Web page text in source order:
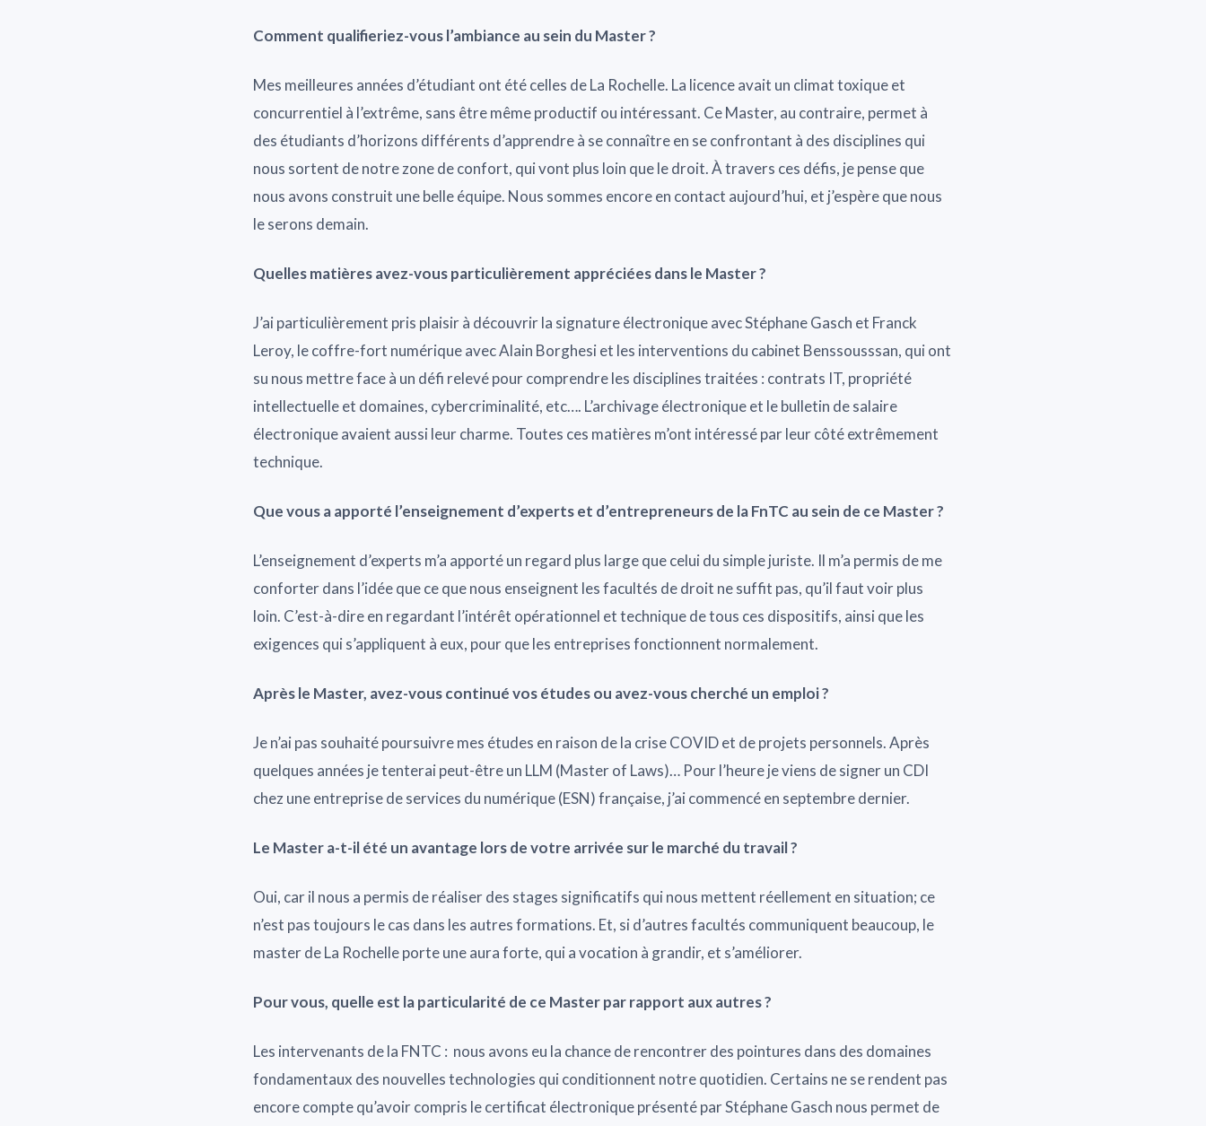
Comment qualifieriez-vous l’ambiance au sein du Master ?
Mes meilleures années d’étudiant ont été celles de La Rochelle. La licence avait un climat toxique et
concurrentiel à l’extrême, sans être même productif ou intéressant. Ce Master, au contraire, permet à
des étudiants d’horizons différents d’apprendre à se connaître en se confrontant à des disciplines qui
nous sortent de notre zone de confort, qui vont plus loin que le droit. À travers ces défis, je pense que
nous avons construit une belle équipe. Nous sommes encore en contact aujourd’hui, et j’espère que nous
le serons demain.
Quelles matières avez-vous particulièrement appréciées dans le Master ?
J’ai particulièrement pris plaisir à découvrir la signature électronique avec Stéphane Gasch et Franck
Leroy, le coffre-fort numérique avec Alain Borghesi et les interventions du cabinet Benssousssan, qui ont
su nous mettre face à un défi relevé pour comprendre les disciplines traitées : contrats IT, propriété
intellectuelle et domaines, cybercriminalité, etc…. L’archivage électronique et le bulletin de salaire
électronique avaient aussi leur charme. Toutes ces matières m’ont intéressé par leur côté extrêmement
technique.
Que vous a apporté l’enseignement d’experts et d’entrepreneurs de la FnTC au sein de ce Master ?
L’enseignement d’experts m’a apporté un regard plus large que celui du simple juriste. Il m’a permis de me
conforter dans l’idée que ce que nous enseignent les facultés de droit ne suffit pas, qu’il faut voir plus
loin. C’est-à-dire en regardant l’intérêt opérationnel et technique de tous ces dispositifs, ainsi que les
exigences qui s’appliquent à eux, pour que les entreprises fonctionnent normalement.
Après le Master, avez-vous continué vos études ou avez-vous cherché un emploi ?
Je n’ai pas souhaité poursuivre mes études en raison de la crise COVID et de projets personnels. Après
quelques années je tenterai peut-être un LLM (Master of Laws)… Pour l’heure je viens de signer un CDI
chez une entreprise de services du numérique (ESN) française, j’ai commencé en septembre dernier.
Le Master a-t-il été un avantage lors de votre arrivée sur le marché du travail ?
Oui, car il nous a permis de réaliser des stages significatifs qui nous mettent réellement en situation; ce
n’est pas toujours le cas dans les autres formations. Et, si d’autres facultés communiquent beaucoup, le
master de La Rochelle porte une aura forte, qui a vocation à grandir, et s’améliorer.
Pour vous, quelle est la particularité de ce Master par rapport aux autres ?
Les intervenants de la FNTC : nous avons eu la chance de rencontrer des pointures dans des domaines
fondamentaux des nouvelles technologies qui conditionnent notre quotidien. Certains ne se rendent pas
encore compte qu’avoir compris le certificat électronique présenté par Stéphane Gasch nous permet de